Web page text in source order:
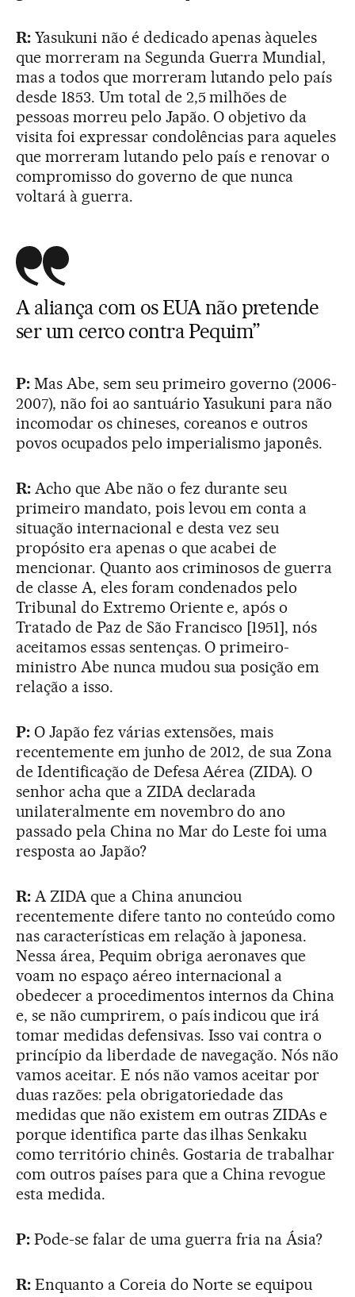
R:Yasukuni não é dedicado apenas àqueles
que morreram na Segunda Guerra Mundial,
mas a todos que morreram lutando pelo país
desde 1853. Um total de 2,5 milhões de
pessoas morreu pelo Japão. O objetivo da
visita foi expressar condolências para aqueles
que morreram lutando pelo país e renovar o
compromisso do governo de que nunca
voltará à guerra.
A aliança com os EUA não pretende
ser um cerco contra Pequim”
P:Mas Abe, sem seu primeiro governo (2006-
2007), não foi ao santuário Yasukuni para não
incomodar os chineses, coreanos e outros
povos ocupados pelo imperialismo japonês.
R:Acho que Abe não o fez durante seu
primeiro mandato, pois levou em conta a
situação internacional e desta vez seu
propósito era apenas o que acabei de
mencionar. Quanto aos criminosos de guerra
de classe A, eles foram condenados pelo
Tribunal do Extremo Oriente e, após o
Tratado de Paz de São Francisco [1951], nós
aceitamos essas sentenças. O primeiro-
ministro Abe nunca mudou sua posição em
relação a isso.
P:O Japão fez várias extensões, mais
recentemente em junho de 2012, de sua Zona
de Identificação de Defesa Aérea (ZIDA). O
senhor acha que a ZIDA declarada
unilateralmente em novembro do ano
passado pela China no Mar do Leste foi uma
resposta ao Japão?
R:A ZIDA que a China anunciou
recentemente difere tanto no conteúdo como
nas características em relação à japonesa.
Nessa área, Pequim obriga aeronaves que
voam no espaço aéreo internacional a
obedecer a procedimentos internos da China
e, se não cumprirem, o país indicou que irá
tomar medidas defensivas. Isso vai contra o
princípio da liberdade de navegação. Nós não
vamos aceitar. E nós não vamos aceitar por
duas razões: pela obrigatoriedade das
medidas que não existem em outras ZIDAs e
porque identifica parte das ilhas Senkaku
como território chinês. Gostaria de trabalhar
com outros países para que a China revogue
esta medida.
P:Pode-se falar de uma guerra fria na Ásia?
R:Enquanto a Coreia do Norte se equipou